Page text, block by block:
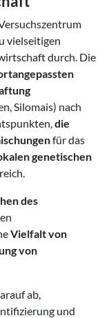
vielseitigen
durch. Die
Silomais) nach
die
für das
genetischen
des
Vielfalt von
von
ab,
und